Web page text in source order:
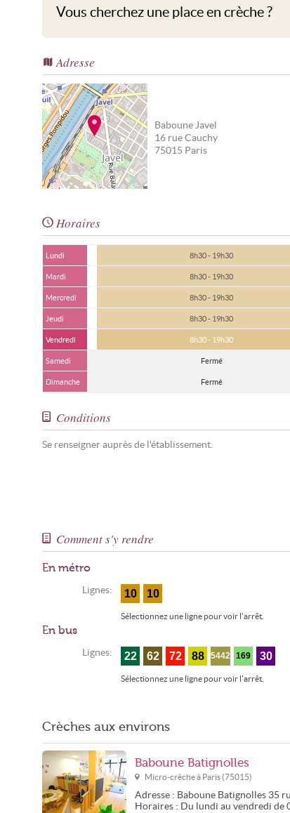
Baboune Javel
Vous cherchez une place en crèche ?
Adresse
Baboune Javel
16 rue Cauchy
75015 Paris
Horaires
Lundi 8h30 - 19h30
Mardi 8h30 - 19h30
Mercredi 8h30 - 19h30
Jeudi 8h30 - 19h30
Vendredi 8h30 - 19h30
Samedi Fermé
Dimanche Fermé
Conditions
Se renseigner auprès de l'établissement.
Comment s'y rendre
En métro
Lignes: 10 10
Sélectionnez une ligne pour voir l'arrêt.
En bus
Lignes: 22 62 72 88 5442 169 30
Sélectionnez une ligne pour voir l'arrêt.
Crèches aux environs
Baboune Batignolles
Micro-crèche à Paris (75015)
Adresse : Baboune Batignolles 35
Horaires : Du lundi au vendredi de